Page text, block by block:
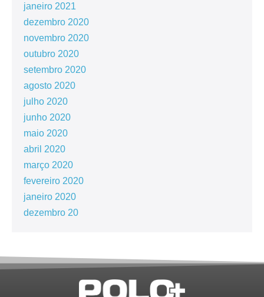
janeiro 2021
dezembro 2020
novembro 2020
outubro 2020
setembro 2020
agosto 2020
julho 2020
junho 2020
maio 2020
abril 2020
março 2020
fevereiro 2020
janeiro 2020
dezembro 20